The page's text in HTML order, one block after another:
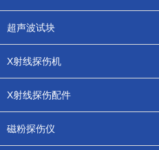
超声波试块
X射线探伤机
X射线探伤配件
磁粉探伤仪